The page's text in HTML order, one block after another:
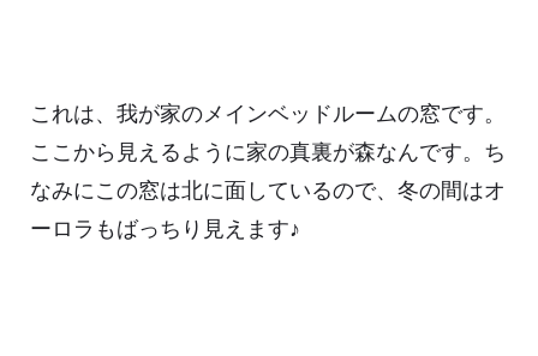
これは、我が家のメインベッドルームの窓です。
ここから見えるように家の真裏が森なんです。ち
なみにこの窓は北に面しているので、冬の間はオ
ーロラもばっちり見えます♪